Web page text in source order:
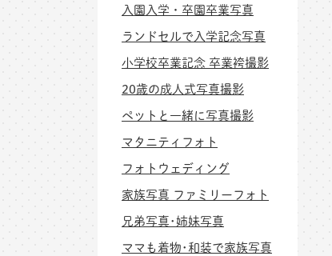
入園入学・卒園卒業写真
ランドセルで入学記念写真
小学校卒業記念 卒業袴撮影
20歳の成人式写真撮影
ペットと一緒に写真撮影
マタニティフォト
フォトウェディング
家族写真 ファミリーフォト
兄弟写真･姉妹写真
ママも着物･和装で家族写真